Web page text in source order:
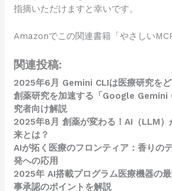
指摘いただけますと幸いです。
Amazonでこの関連書籍「やさしい
関連投稿:
2025年6月 Gemini CLIは医療研究を
創薬研究を加速する「Google Gemini
究者向け解説
2025年8月 創薬が変わる！AI（LLM）
来とは？
AIが拓く医療のフロンティア：香りの
発への応用
2025年 AI搭載プログラム医療機器の
事承認のポイントを解説